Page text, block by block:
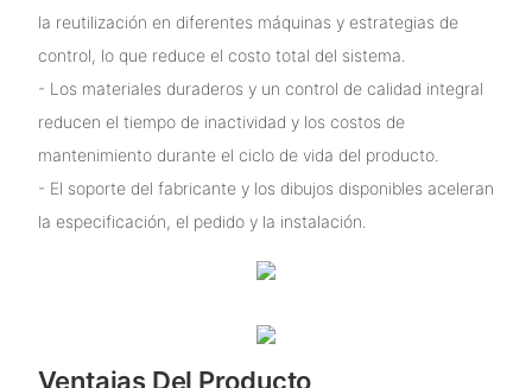
la reutilización en diferentes máquinas y estrategias de
control, lo que reduce el costo total del sistema.
- Los materiales duraderos y un control de calidad integral
reducen el tiempo de inactividad y los costos de
mantenimiento durante el ciclo de vida del producto.
- El soporte del fabricante y los dibujos disponibles aceleran
la especificación, el pedido y la instalación.
Ventajas Del Producto